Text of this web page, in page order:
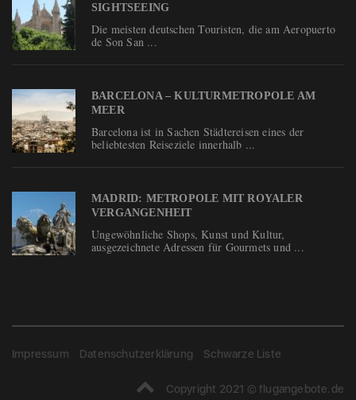
SIGHTSEEING
Die meisten deutschen Touristen, die am Aeropuerto
de Son San ...
BARCELONA – KULTURMETROPOLE AM
MEER
Barcelona ist in Sachen Städtereisen eines der
beliebtesten Reiseziele innerhalb ...
MADRID: METROPOLE MIT ROYALER
VERGANGENHEIT
Ungewöhnliche Shops, Kunst und Kultur,
ausgezeichnete Adressen für Gourmets und ...
Impressum Datenschutzerklärung Schwarze Liste
Copyright 2021 © flugangebote.de